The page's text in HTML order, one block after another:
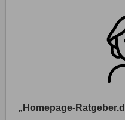
„Homepage-